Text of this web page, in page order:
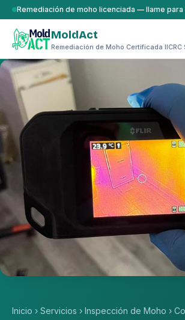
Saltar al contenido
Remediación de moho licenciada — llame
MoldAct
Remediación de Moho Certificada IICRC
Inicio › Servicios › Inspección de Moho ›